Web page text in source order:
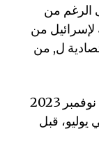
الرغم من
لإسرائيل من
ل, من
وعلى الرغم من الحرب ضد غزة، ارتفعت الصادرات التركية من 319.5 مليون دولار في نوفمبر 2023
تم تصديرها في يوليو، قبل